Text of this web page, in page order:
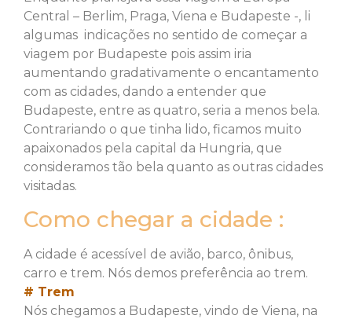
Central – Berlim, Praga, Viena e Budapeste -, li
algumas indicações no sentido de começar a
viagem por Budapeste pois assim iria
aumentando gradativamente o encantamento
com as cidades, dando a entender que
Budapeste, entre as quatro, seria a menos bela.
Contrariando o que tinha lido, ficamos muito
apaixonados pela capital da Hungria, que
consideramos tão bela quanto as outras cidades
visitadas.
Como chegar a cidade :
A cidade é acessível de avião, barco, ônibus,
carro e trem. Nós demos preferência ao trem.
# Trem
Nós chegamos a Budapeste, vindo de Viena, na